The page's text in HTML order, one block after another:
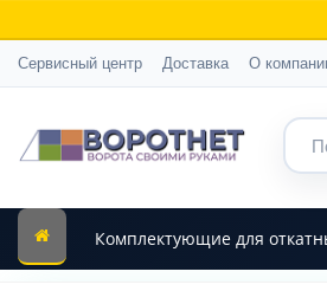
Сервисный центр Доставка О
Комплектующие для